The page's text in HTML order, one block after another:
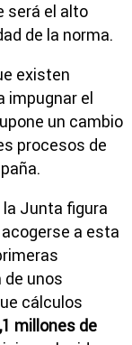
será el alto
de la norma.
existen
impugnar el
un cambio
procesos de
Junta figura
a esta
de unos
cálculos
millones de